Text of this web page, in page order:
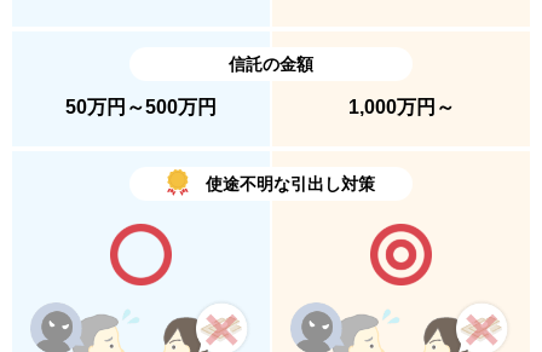
信託の金額
50万円～500万円 1,000万円～
使途不明な引出し対策